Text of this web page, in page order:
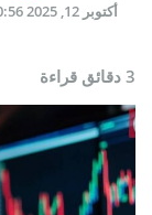
أكتوبر 12, 2025 at 10:56 صباحًا
3 دقائق قراءة